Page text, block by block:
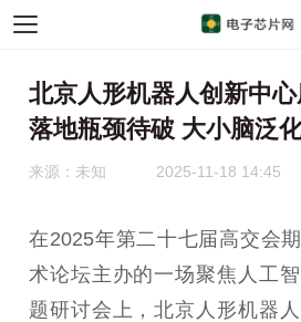
手机芯片 汽车芯片
北京人形机器人创新中
落地瓶颈待破 大小脑泛
来源：未知 2025-11-18 14:45
在2025年第二十七届高交会
术论坛主办的一场聚焦人工
题研讨会上，北京人形机器